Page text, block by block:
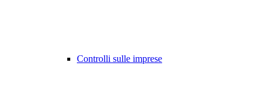
Controlli sulle imprese